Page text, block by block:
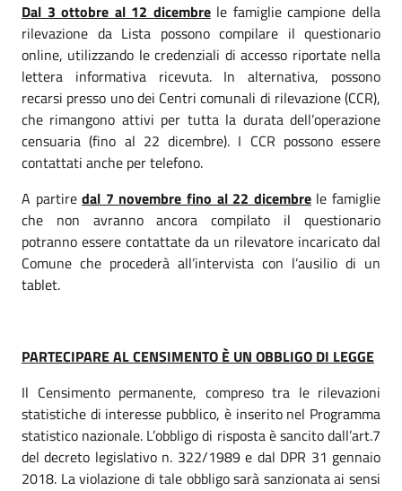
Dal 3 ottobre al 12 dicembrele famiglie campione della
rilevazione da Lista possono compilare il questionario
online, utilizzando le credenziali di accesso riportate nella
lettera informativa ricevuta. In alternativa, possono
recarsi presso uno dei Centri comunali di rilevazione (CCR),
che rimangono attivi per tutta la durata dell’operazione
censuaria (fino al 22 dicembre). I CCR possono essere
contattati anche per telefono.
A partiredal 7 novembre fino al 22 dicembrele famiglie
che non avranno ancora compilato il questionario
potranno essere contattate da un rilevatore incaricato dal
Comune che procederà all’intervista con l’ausilio di un
tablet.
PARTECIPARE AL CENSIMENTO È UN OBBLIGO DI LEGGE
Il Censimento permanente, compreso tra le rilevazioni
statistiche di interesse pubblico, è inserito nel Programma
statistico nazionale. L’obbligo di risposta è sancito dall’art.7
del decreto legislativo n. 322/1989 e dal DPR 31 gennaio
2018. La violazione di tale obbligo sarà sanzionata ai sensi